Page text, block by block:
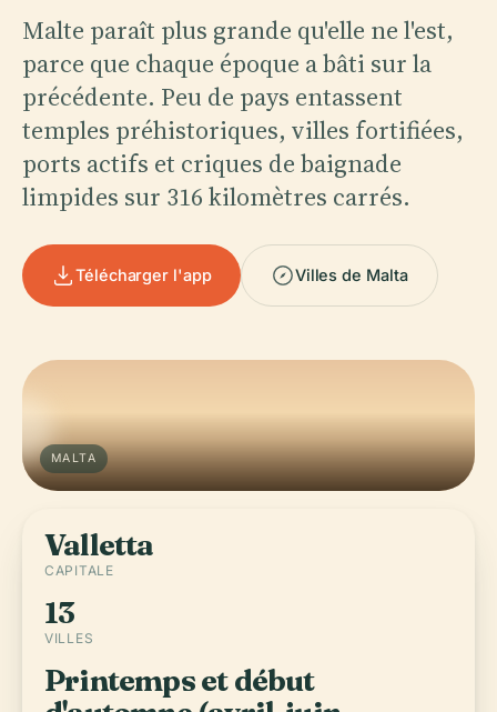
Malte paraît plus grande qu'elle ne l'est,
parce que chaque époque a bâti sur la
précédente. Peu de pays entassent
temples préhistoriques, villes fortifiées,
ports actifs et criques de baignade
limpides sur 316 kilomètres carrés.
Télécharger l'app Villes de Malta
MALTA
Valletta
CAPITALE
13
VILLES
Printemps et début